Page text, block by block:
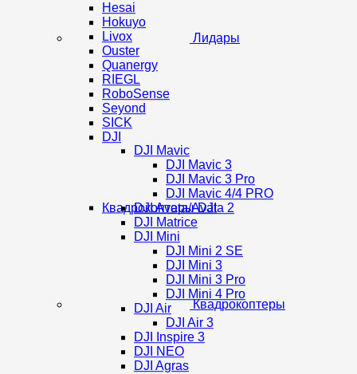
Лидары
Hesai
Hokuyo
Livox
Ouster
Quanergy
RIEGL
RoboSense
Seyond
SICK
DJI
Квадрокоптеры
Квадрокоптеры DJI
DJI Mavic
DJI Mavic 3
DJI Mavic 3 Pro
DJI Mavic 4/4 PRO
DJI Avata/Avata 2
DJI Matrice
DJI Mini
DJI Mini 2 SE
DJI Mini 3
DJI Mini 3 Pro
DJI Mini 4 Pro
DJI Air
DJI Air 3
DJI Inspire 3
DJI NEO
DJI Agras